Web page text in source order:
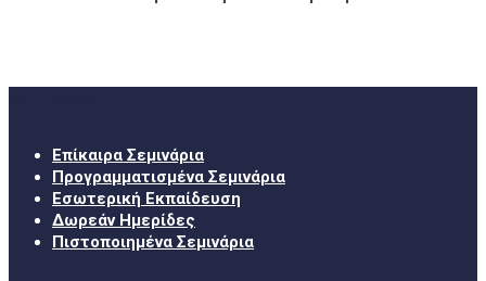
Επίκαιρα Σεμινάρια
Προγραμματισμένα Σεμινάρια
Εσωτερική Εκπαίδευση
Δωρεάν Ημερίδες
Πιστοποιημένα Σεμινάρια